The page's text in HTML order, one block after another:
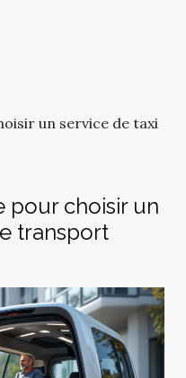
un service de taxi
pour choisir un
transport